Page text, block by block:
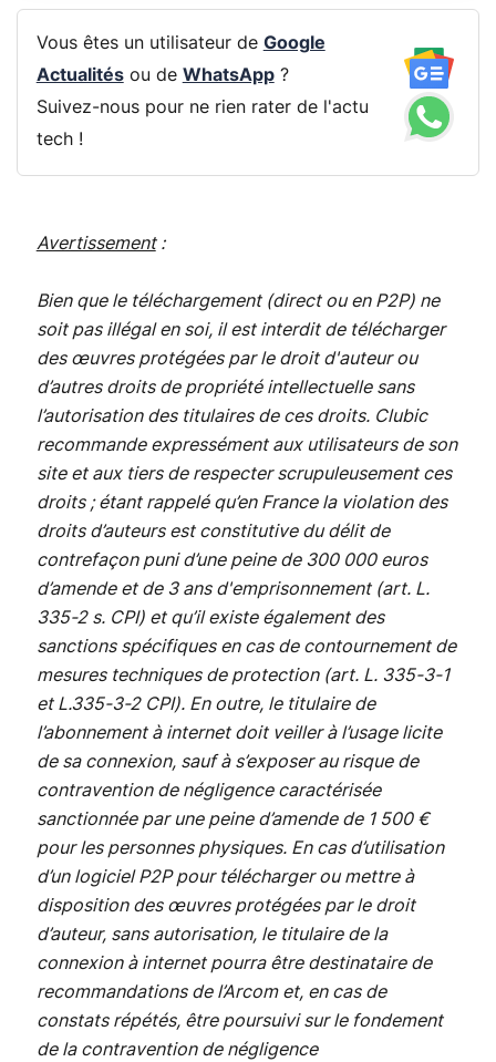
Vous êtes un utilisateur de Google
Actualitésou de WhatsApp?
Suivez-nous pour ne rien rater de l'actu
tech !
Avertissement:
Bien que le téléchargement (direct ou en P2P) ne
soit pas illégal en soi, il est interdit de télécharger
des œuvres protégées par le droit d'auteur ou
d’autres droits de propriété intellectuelle sans
l’autorisation des titulaires de ces droits. Clubic
recommande expressément aux utilisateurs de son
site et aux tiers de respecter scrupuleusement ces
droits ; étant rappelé qu’en France la violation des
droits d’auteurs est constitutive du délit de
contrefaçon puni d’une peine de 300 000 euros
d’amende et de 3 ans d'emprisonnement (art. L.
335-2 s. CPI) et qu’il existe également des
sanctions spécifiques en cas de contournement de
mesures techniques de protection (art. L. 335-3-1
et L.335-3-2 CPI). En outre, le titulaire de
l’abonnement à internet doit veiller à l’usage licite
de sa connexion, sauf à s’exposer au risque de
contravention de négligence caractérisée
sanctionnée par une peine d’amende de 1 500 €
pour les personnes physiques. En cas d’utilisation
d’un logiciel P2P pour télécharger ou mettre à
disposition des œuvres protégées par le droit
d’auteur, sans autorisation, le titulaire de la
connexion à internet pourra être destinataire de
recommandations de l’Arcom et, en cas de
constats répétés, être poursuivi sur le fondement
de la contravention de négligence